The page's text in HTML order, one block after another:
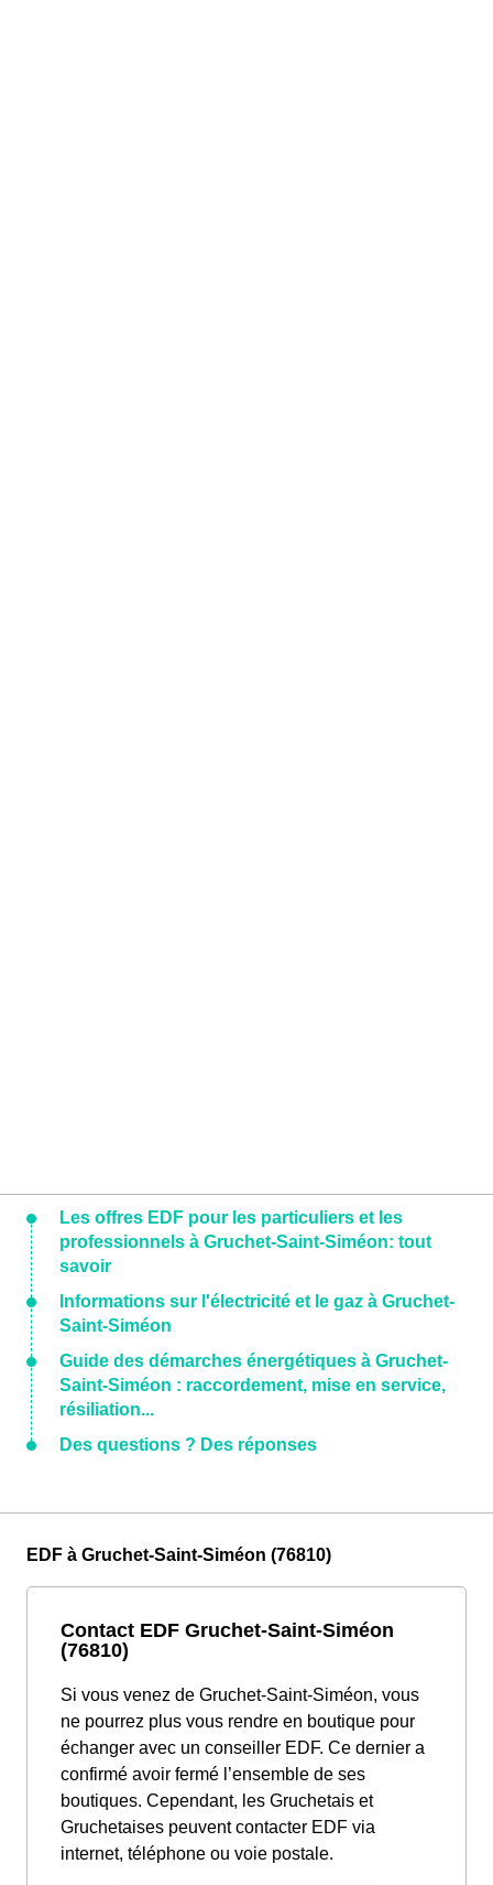
Les offres EDF pour les particuliers et les
professionnels à Gruchet-Saint-Siméon: tout
savoir
Informations sur l'électricité et le gaz à Gruchet-
Saint-Siméon
Guide des démarches énergétiques à Gruchet-
Saint-Siméon : raccordement, mise en service,
résiliation...
Des questions ? Des réponses
EDF à Gruchet-Saint-Siméon (76810)
Contact EDF Gruchet-Saint-Siméon
(76810)
Si vous venez de Gruchet-Saint-Siméon, vous
ne pourrez plus vous rendre en boutique pour
échanger avec un conseiller EDF. Ce dernier a
confirmé avoir fermé l’ensemble de ses
boutiques. Cependant, les Gruchetais et
Gruchetaises peuvent contacter EDF via
internet, téléphone ou voie postale.